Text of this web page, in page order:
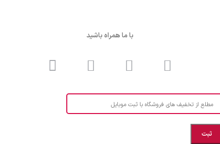
با ما همراه باشید
مطلع از تخفیف های فروشگاه با ثبت موبایل